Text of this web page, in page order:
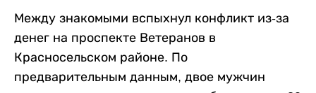
Между знакомыми вспыхнул конфликт из-за
денег на проспекте Ветеранов в
Красносельском районе. По
предварительным данным, двое мужчин